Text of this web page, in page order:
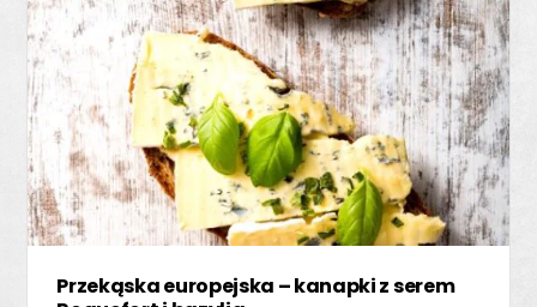
Przekąska europejska – kanapki z serem